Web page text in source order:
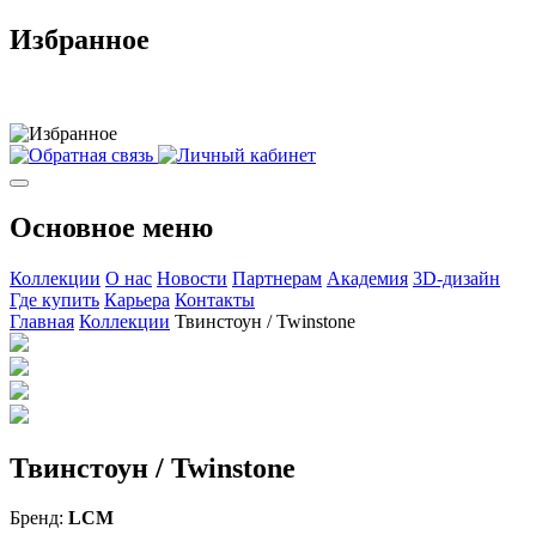
Избранное
Основное меню
Коллекции О нас Новости Партнерам Академия 3D-дизайн
Где купить Карьера Контакты
Главная Коллекции Твинстоун / Twinstone
Твинстоун / Twinstone
Бренд: LCM